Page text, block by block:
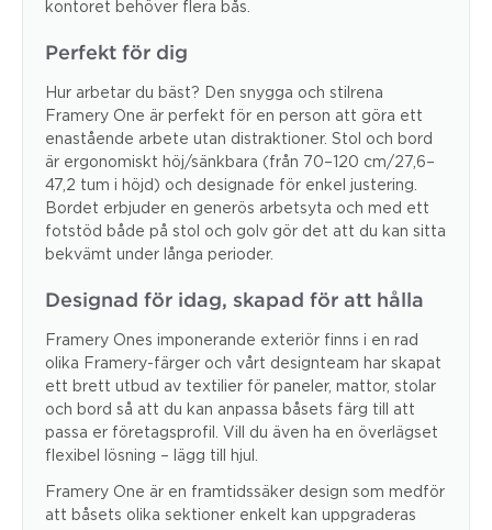
kontoret behöver flera bås.
Perfekt för dig
Hur arbetar du bäst? Den snygga och stilrena
Framery One är perfekt för en person att göra ett
enastående arbete utan distraktioner. Stol och bord
är ergonomiskt höj/sänkbara (från 70–120 cm/27,6–
47,2 tum i höjd) och designade för enkel justering.
Bordet erbjuder en generös arbetsyta och med ett
fotstöd både på stol och golv gör det att du kan sitta
bekvämt under långa perioder.
Designad för idag, skapad för att hålla
Framery Ones imponerande exteriör finns i en rad
olika Framery-färger och vårt designteam har skapat
ett brett utbud av textilier för paneler, mattor, stolar
och bord så att du kan anpassa båsets färg till att
passa er företagsprofil. Vill du även ha en överlägset
flexibel lösning – lägg till hjul.
Framery One är en framtidssäker design som medför
att båsets olika sektioner enkelt kan uppgraderas